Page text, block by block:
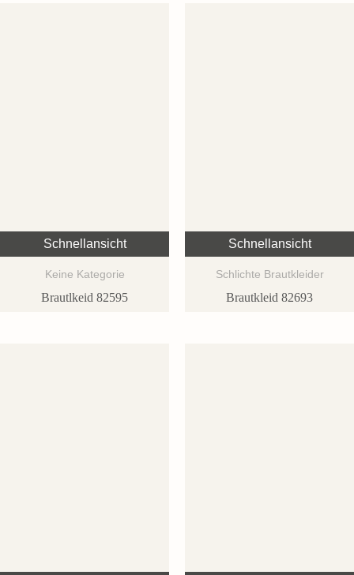
Schnellansicht
Keine Kategorie
Brautlkeid 82595
Schnellansicht
Schlichte Brautkleider
Brautkleid 82693